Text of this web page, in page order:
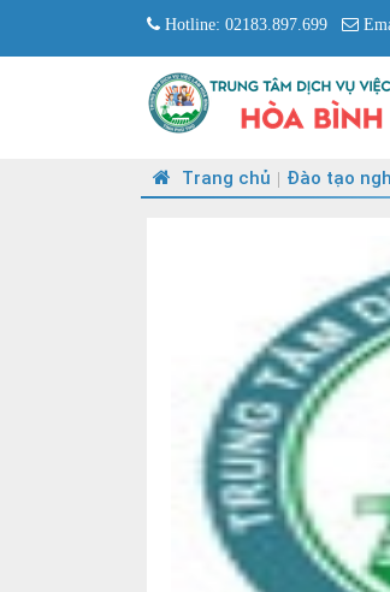
Hotline: 02183.897.699
Trang chủ Đào tạo